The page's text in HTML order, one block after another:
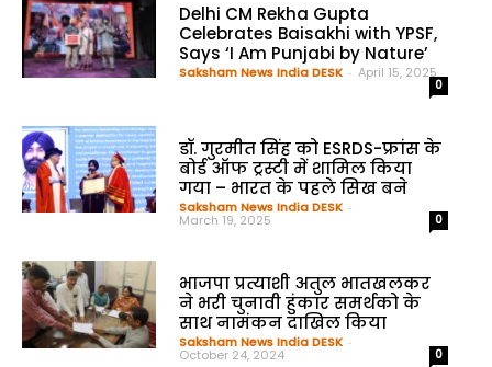
Delhi CM Rekha Gupta
Celebrates Baisakhi with YPSF,
Says ‘I Am Punjabi by Nature’
Saksham News India DESK - April 15, 2025
0
डॉ. गुरमीत सिंह को ESRDS-फ्रांस के
बोर्ड ऑफ ट्रस्टी में शामिल किया
गया – भारत के पहले सिख बने
Saksham News India DESK -
March 19, 2025 0
भाजपा प्रत्याशी अतुल भातखलकर
ने भरी चुनावी हुंकार समर्थको के
साथ नामंकन दाखिल किया
Saksham News India DESK -
October 24, 2024 0